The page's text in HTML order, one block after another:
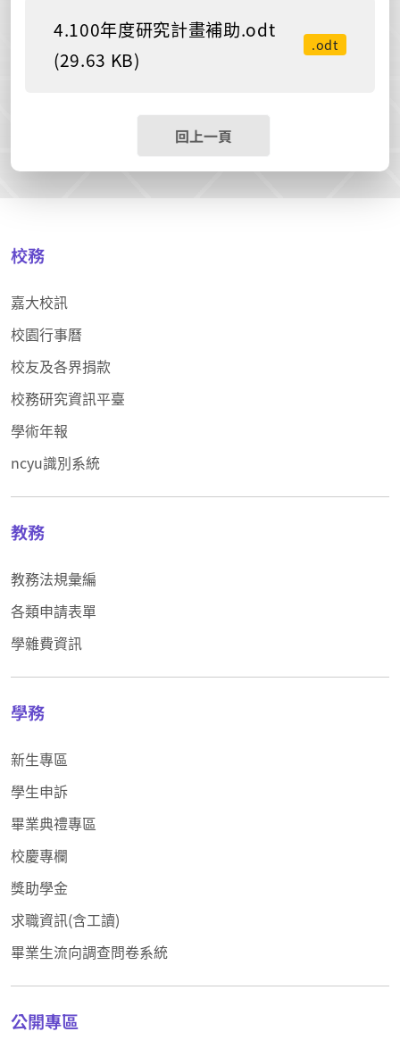
4.100年度研究計畫補助.odt
(29.63 KB)
.odt
回上一頁
校務
嘉大校訊
校園行事曆
校友及各界捐款
校務研究資訊平臺
學術年報
ncyu識別系統
教務
教務法規彙編
各類申請表單
學雜費資訊
學務
新生專區
學生申訴
畢業典禮專區
校慶專欄
獎助學金
求職資訊(含工讀)
畢業生流向調查問卷系統
公開專區